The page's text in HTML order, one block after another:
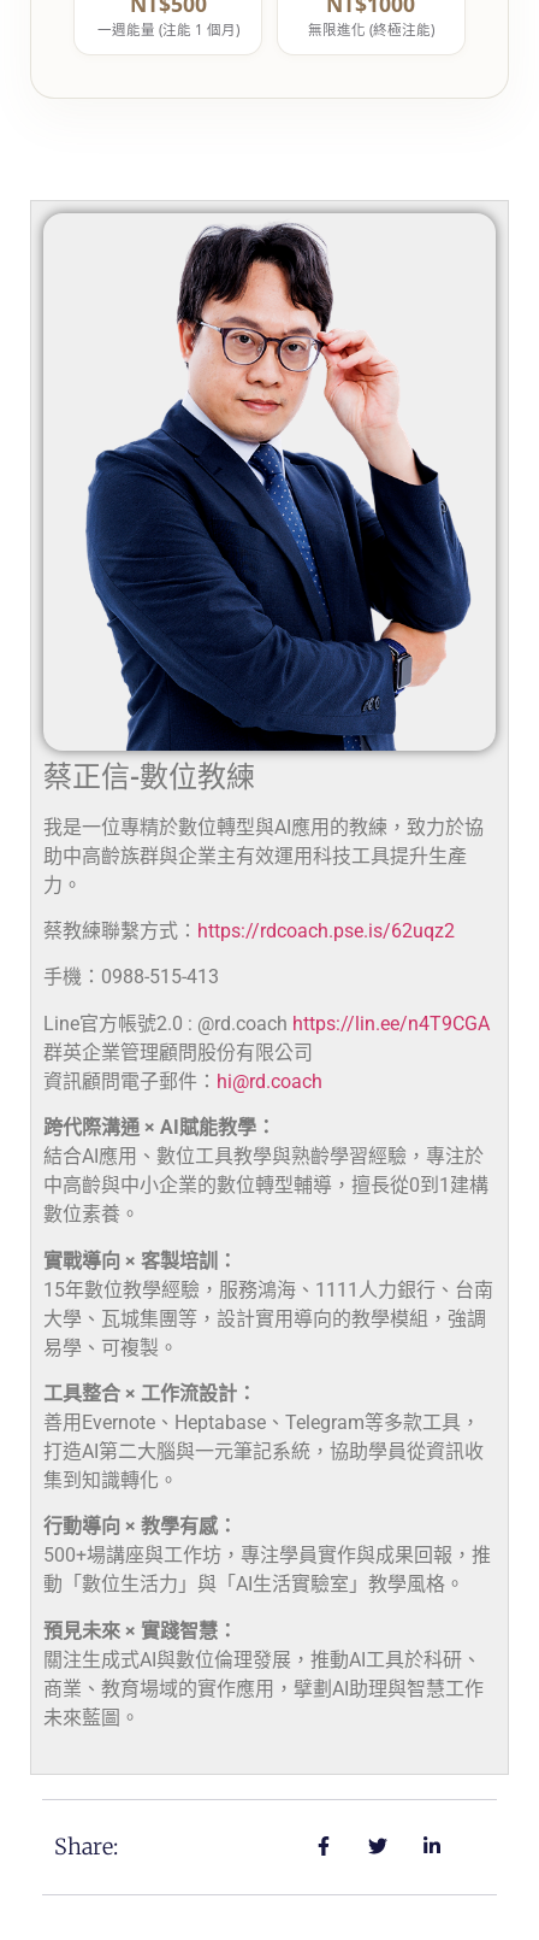
一週能量 (注能 1 個月) 無限進化 (終極注能)
蔡正信-數位教練
我是一位專精於數位轉型與AI應用的教練，致力於協
助中高齡族群與企業主有效運用科技工具提升生產
力。
蔡教練聯繫方式： https://rdcoach.pse.is/62uqz2
手機：0988-515-413
Line官方帳號2.0 : @rd.coach https://lin.ee/n4T9CGA
群英企業管理顧問股份有限公司
資訊顧問電子郵件： hi@rd.coach
跨代際溝通 × AI賦能教學：
結合AI應用、數位工具教學與熟齡學習經驗，專注於
中高齡與中小企業的數位轉型輔導，擅長從0到1建構
數位素養。
實戰導向 × 客製培訓：
15年數位教學經驗，服務鴻海、1111人力銀行、台南
大學、瓦城集團等，設計實用導向的教學模組，強調
易學、可複製。
工具整合 × 工作流設計：
善用Evernote、Heptabase、Telegram等多款工具，
打造AI第二大腦與一元筆記系統，協助學員從資訊收
集到知識轉化。
行動導向 × 教學有感：
500+場講座與工作坊，專注學員實作與成果回報，推
動「數位生活力」與「AI生活實驗室」教學風格。
預見未來 × 實踐智慧：
關注生成式AI與數位倫理發展，推動AI工具於科研、
商業、教育場域的實作應用，擘劃AI助理與智慧工作
未來藍圖。
Share: